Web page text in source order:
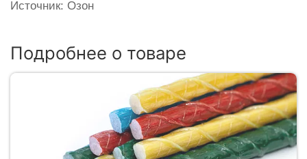
Источник: Озон
Подробнее о товаре